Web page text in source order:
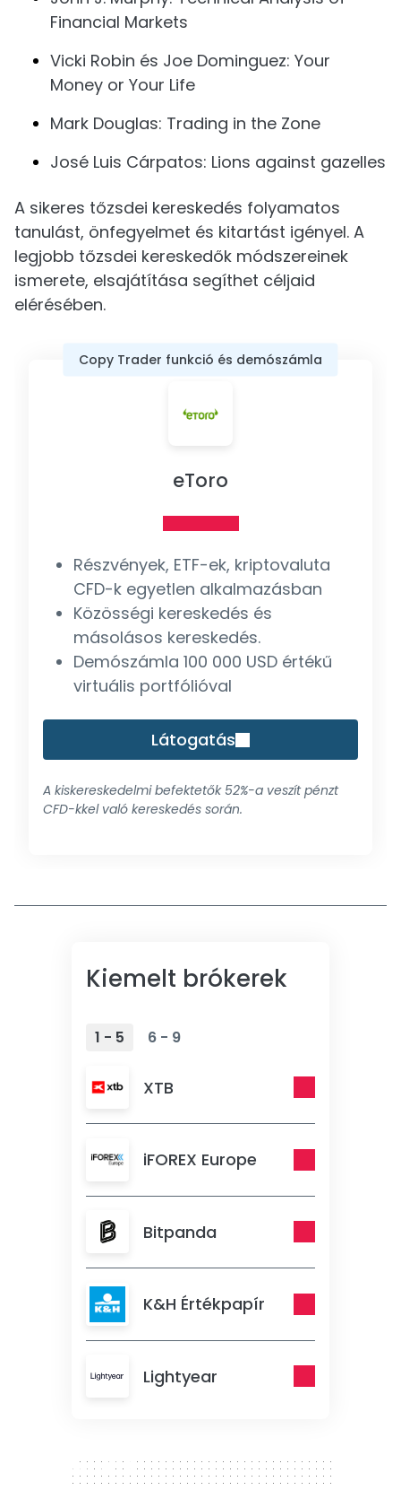
Financial Markets
Vicki Robin és Joe Dominguez: Your
Money or Your Life
Mark Douglas: Trading in the Zone
José Luis Cárpatos: Lions against gazelles
A sikeres tőzsdei kereskedés folyamatos
tanulást, önfegyelmet és kitartást igényel. A
legjobb tőzsdei kereskedők módszereinek
ismerete, elsajátítása segíthet céljaid
elérésében.
Copy Trader funkció és demószámla
eToro
Részvények, ETF-ek, kriptovaluta
CFD-k egyetlen alkalmazásban
Közösségi kereskedés és
másolásos kereskedés.
Demószámla 100 000 USD értékű
virtuális portfólióval
Látogatás
A kiskereskedelmi befektetők 52%-a veszít pénzt
CFD-kkel való kereskedés során.
Kiemelt brókerek
1 - 5 6 - 9
XTB
iFOREX Europe
Bitpanda
K&H Értékpapír
Lightyear
300 x 250